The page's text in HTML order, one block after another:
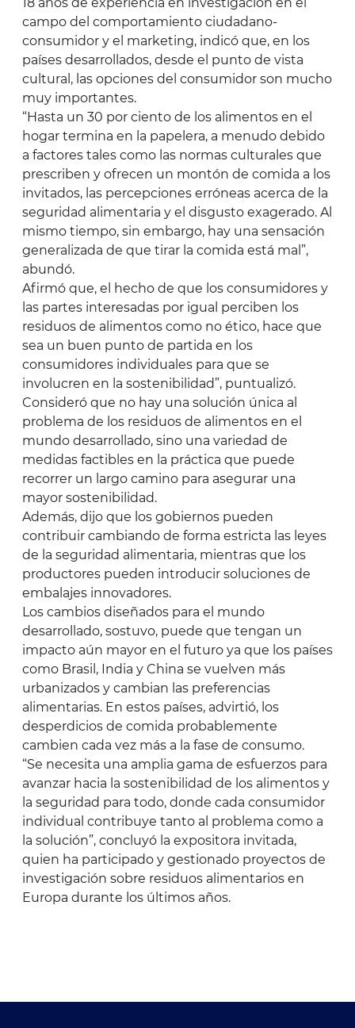
campo del comportamiento ciudadano-
consumidor y el marketing, indicó que, en los
países desarrollados, desde el punto de vista
cultural, las opciones del consumidor son mucho
muy importantes.
“Hasta un 30 por ciento de los alimentos en el
hogar termina en la papelera, a menudo debido
a factores tales como las normas culturales que
prescriben y ofrecen un montón de comida a los
invitados, las percepciones erróneas acerca de la
seguridad alimentaria y el disgusto exagerado. Al
mismo tiempo, sin embargo, hay una sensación
generalizada de que tirar la comida está mal”,
abundó.
Afirmó que, el hecho de que los consumidores y
las partes interesadas por igual perciben los
residuos de alimentos como no ético, hace que
sea un buen punto de partida en los
consumidores individuales para que se
involucren en la sostenibilidad”, puntualizó.
Consideró que no hay una solución única al
problema de los residuos de alimentos en el
mundo desarrollado, sino una variedad de
medidas factibles en la práctica que puede
recorrer un largo camino para asegurar una
mayor sostenibilidad.
Además, dijo que los gobiernos pueden
contribuir cambiando de forma estricta las leyes
de la seguridad alimentaria, mientras que los
productores pueden introducir soluciones de
embalajes innovadores.
Los cambios diseñados para el mundo
desarrollado, sostuvo, puede que tengan un
impacto aún mayor en el futuro ya que los países
como Brasil, India y China se vuelven más
urbanizados y cambian las preferencias
alimentarias. En estos países, advirtió, los
desperdicios de comida probablemente
cambien cada vez más a la fase de consumo.
“Se necesita una amplia gama de esfuerzos para
avanzar hacia la sostenibilidad de los alimentos y
la seguridad para todo, donde cada consumidor
individual contribuye tanto al problema como a
la solución”, concluyó la expositora invitada,
quien ha participado y gestionado proyectos de
investigación sobre residuos alimentarios en
Europa durante los últimos años.